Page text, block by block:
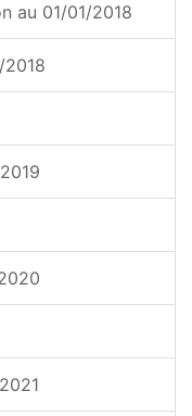
au 01/01/2018
2018